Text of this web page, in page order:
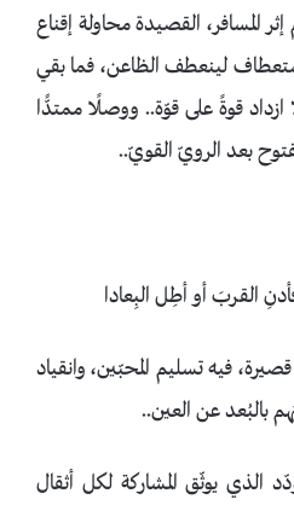
المسافر، القصيدة محاولة إقناع
لينعطف الظاعن، فما بقي
قوةً على قوّة.. ووصلًا ممتدًّا
بعد الرويّ القويّ..
القربَ أو أطِل البِعادا
فيه تسليم المحبّين، وانقياد
بالبُعد عن العين..
الذي يوثّق المشاركة لكل أثقال